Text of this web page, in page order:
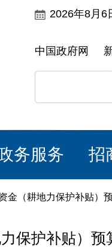
2026年8月
中国政府网
务服务 招
金（耕地力保护补贴）
保护补贴）